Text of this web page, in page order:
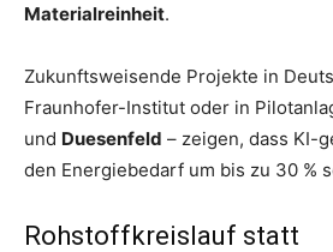
Materialreinheit.
Zukunftsweisende Projekte in
Fraunhofer-Institut oder in
und Duesenfeld – zeigen, dass KI-
den Energiebedarf um bis zu 30 %
Rohstoffkreislauf statt